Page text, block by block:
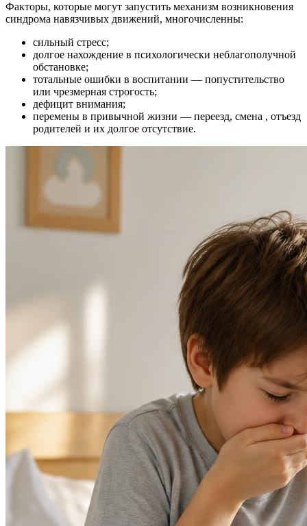
Факторы, которые могут запустить механизм возникновения
синдрома навязчивых движений, многочисленны:
сильный стресс;
долгое нахождение в психологически неблагополучной
обстановке;
тотальные ошибки в воспитании — попустительство
или чрезмерная строгость;
дефицит внимания;
перемены в привычной жизни — переезд, смена , отъезд
родителей и их долгое отсутствие.